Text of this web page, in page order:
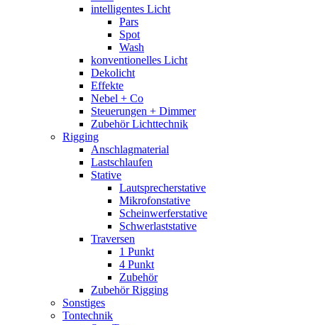
intelligentes Licht
Pars
Spot
Wash
konventionelles Licht
Dekolicht
Effekte
Nebel + Co
Steuerungen + Dimmer
Zubehör Lichttechnik
Rigging
Anschlagmaterial
Lastschlaufen
Stative
Lautsprecherstative
Mikrofonstative
Scheinwerferstative
Schwerlaststative
Traversen
1 Punkt
4 Punkt
Zubehör
Zubehör Rigging
Sonstiges
Tontechnik